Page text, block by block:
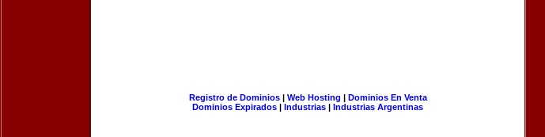
Registro de Dominios| Web Hosting | Dominios En Venta
Dominios Expirados | Industrias | Industrias Argentinas